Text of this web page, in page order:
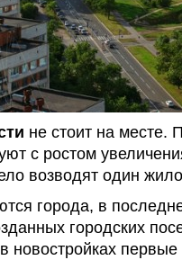
не стоит на месте.
с ростом
возводят один
города, в
городских
новостройках